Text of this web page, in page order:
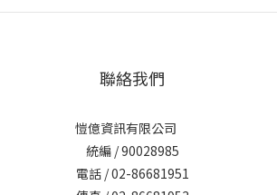
聯絡我們
愷億資訊有限公司
統編 / 90028985
電話 / 02-86681951